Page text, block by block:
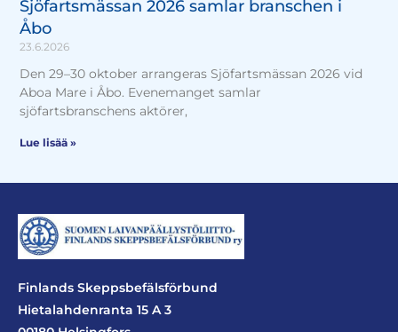
Sjöfartsmässan 2026 samlar branschen i
Åbo
23.6.2026
Den 29–30 oktober arrangeras Sjöfartsmässan 2026 vid
Aboa Mare i Åbo. Evenemanget samlar
sjöfartsbranschens aktörer,
Lue lisää »
Finlands Skeppsbefälsförbund
Hietalahdenranta 15 A 3